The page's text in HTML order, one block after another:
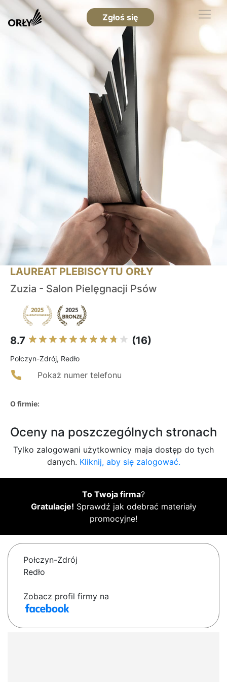
Zgłoś się
LAUREAT PLEBISCYTU ORŁY
Zuzia - Salon Pielęgnacji Psów
8.7 (16)
Połczyn-Zdrój, Redło
Pokaż numer telefonu
O firmie:
Oceny na poszczególnych stronach
Tylko zalogowani użytkownicy maja dostęp do tych
danych. Kliknij, aby się zalogować.
To Twoja firma?
Gratulacje! Sprawdź jak odebrać materiały
promocyjne!
Połczyn-Zdrój
Redło
Zobacz profil firmy na